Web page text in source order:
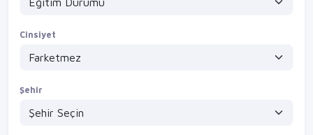
Cinsiyet
Şehir